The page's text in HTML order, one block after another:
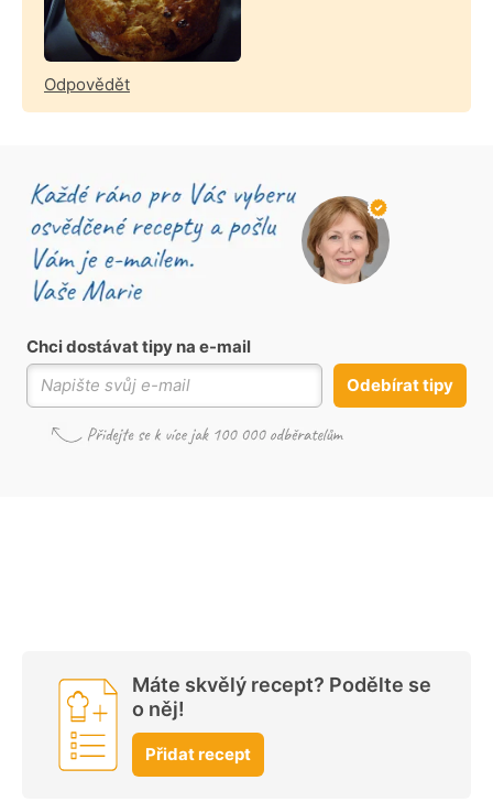
Odpovědět
Chci dostávat tipy na e-mail
Odebírat tipy
Máte skvělý recept? Podělte se
o něj!
Přidat recept